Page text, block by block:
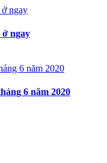
ở ngay
6 năm 2020